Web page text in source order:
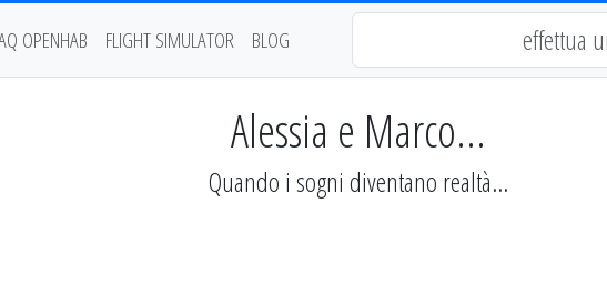
OPENHAB FLIGHT SIMULATOR BLOG
Alessia e Marco...
Quando i sogni diventano realtà...